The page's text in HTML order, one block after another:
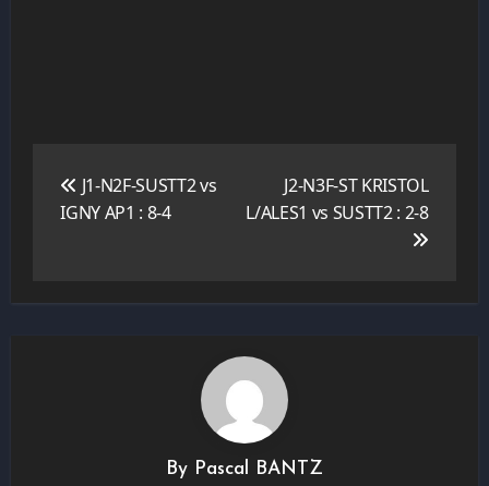
l’article
J1-N2F-SUSTT2 vs
IGNY AP1 : 8-4
J2-N3F-ST KRISTOL
L/ALES1 vs SUSTT2 : 2-8
By Pascal BANTZ